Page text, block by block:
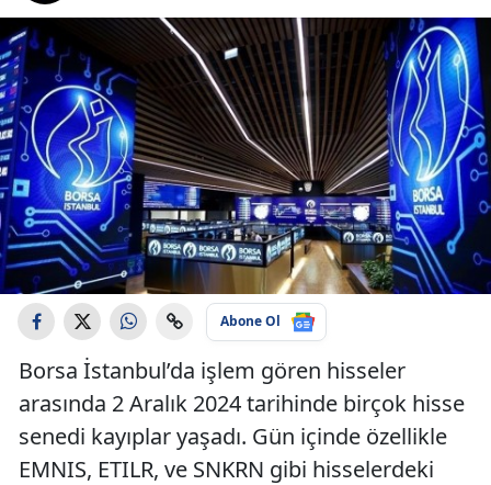
Abone Ol
Borsa İstanbul’da işlem gören hisseler
arasında 2 Aralık 2024 tarihinde birçok hisse
senedi kayıplar yaşadı. Gün içinde özellikle
EMNIS, ETILR, ve SNKRN gibi hisselerdeki